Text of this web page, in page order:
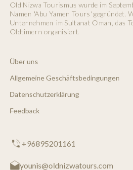
Old Nizwa Tourismus wurde im
Namen 'Abu Yamen Tours' gegründet.
Unternehmen im Sultanat Oman, das
Oldtimern organisiert.
Über uns
Allgemeine Geschäftsbedingungen
Datenschutzerklärung
Feedback
+96895201161
younis@oldnizwatours.com